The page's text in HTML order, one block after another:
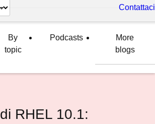
Contattaci
By
topic
Podcasts
More
blogs
RHEL 10.1: